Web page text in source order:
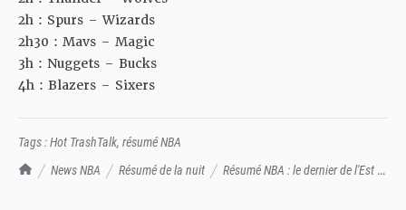
TrashTalk Actu NBA
News NBA Résumé de la nuit
Résumé NBA : le dernier de l'Est a
2h : Spurs – Wizards
2h30 : Mavs – Magic
3h : Nuggets – Bucks
4h : Blazers – Sixers
Tags :Hot TrashTalk, résumé NBA